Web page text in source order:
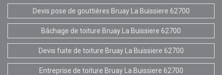
Devis pose de gouttières Bruay La Buissiere 62700
Bâchage de toiture Bruay La Buissiere 62700
Devis fuite de toiture Bruay La Buissiere 62700
Entreprise de toiture Bruay La Buissiere 62700